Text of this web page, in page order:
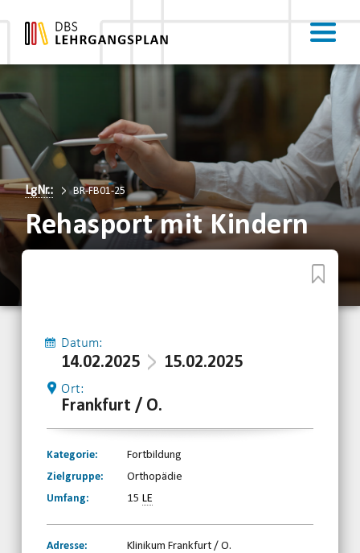
LgNr.: BR-FB01-25
Rehasport mit Kindern
Datum:
14.02.2025 15.02.2025
Ort:
Frankfurt / O.
Kategorie:
Fortbildung
Zielgruppe:
Orthopädie
Umfang:
15LE
Adresse:
Klinikum Frankfurt / O.